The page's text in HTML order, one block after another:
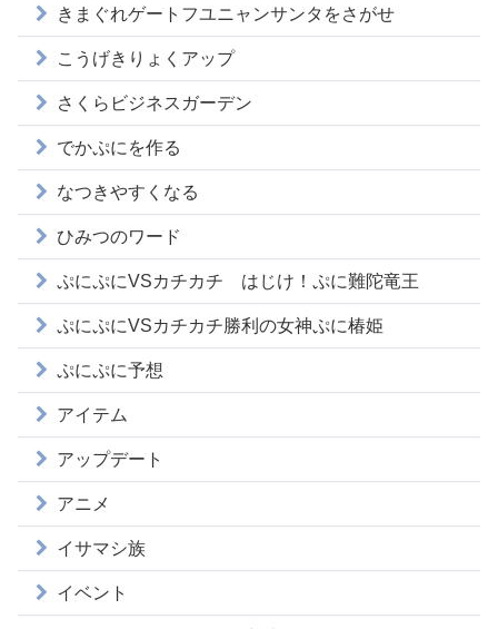
きまぐれゲートフユニャンサンタをさがせ
こうげきりょくアップ
さくらビジネスガーデン
でかぷにを作る
なつきやすくなる
ひみつのワード
ぷにぷにVSカチカチ はじけ！ぷに難陀竜王
ぷにぷにVSカチカチ勝利の女神ぷに椿姫
ぷにぷに予想
アイテム
アップデート
アニメ
イサマシ族
イベント